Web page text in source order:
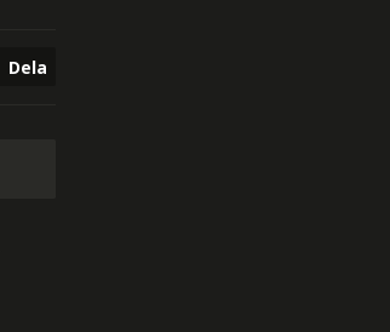
Dela